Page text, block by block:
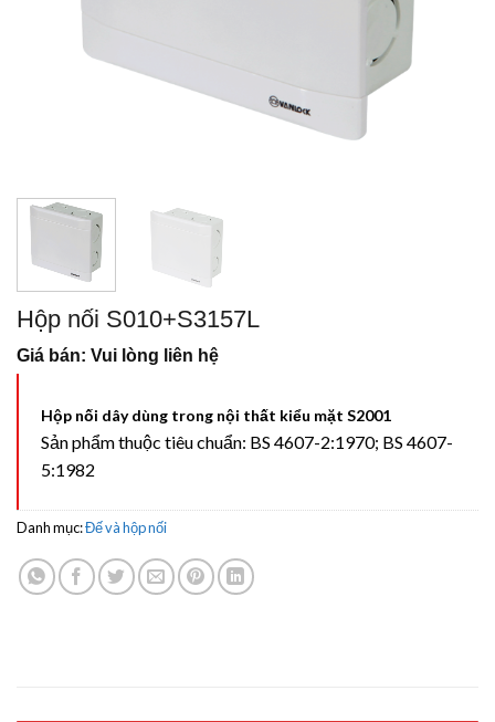
Hộp nối S010+S3157L
Giá bán: Vui lòng liên hệ
Hộp nối dây dùng trong nội thất kiểu mặt S2001
Sản phẩm thuộc tiêu chuẩn: BS 4607-2:1970; BS 4607-
5:1982
Danh mục:Đế và hộp nối